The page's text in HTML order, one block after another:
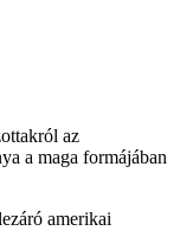
az
a maga formájában
amerikai